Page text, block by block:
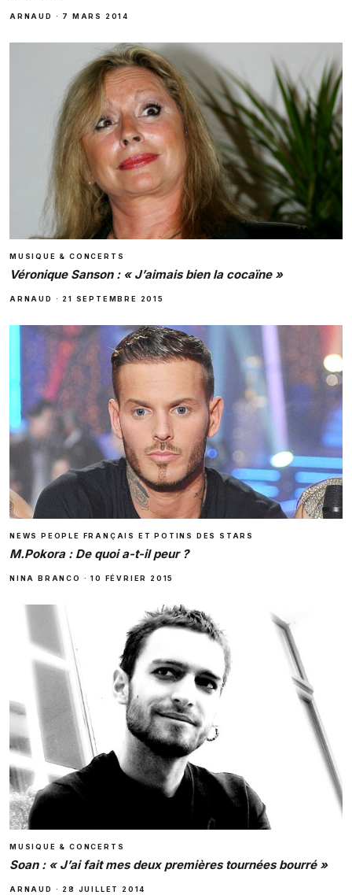
ARNAUD · 7 MARS 2014
MUSIQUE & CONCERTS
Véronique Sanson : « J’aimais bien la cocaïne »
ARNAUD · 21 SEPTEMBRE 2015
NEWS PEOPLE FRANÇAIS ET POTINS DES STARS
M.Pokora : De quoi a-t-il peur ?
NINA BRANCO ·10 FÉVRIER 2015
MUSIQUE & CONCERTS
Soan : « J’ai fait mes deux premières tournées bourré »
ARNAUD · 28 JUILLET 2014